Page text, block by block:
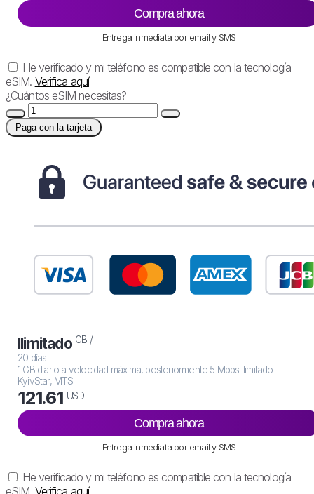
Compra ahora
Entrega inmediata por email y SMS
He verificado y mi teléfono es compatible con la tecnología
eSIM. Verifica aquí
¿Cuántos eSIM necesitas?
Paga con la tarjeta
Ilimitado GB /
20 días
1 GB diario a velocidad máxima, posteriormente 5 Mbps ilimitado
KyivStar, MTS
121.61 USD
Compra ahora
Entrega inmediata por email y SMS
He verificado y mi teléfono es compatible con la tecnología